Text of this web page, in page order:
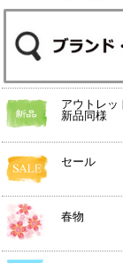
アウトレッ
新品同様
セール
春物